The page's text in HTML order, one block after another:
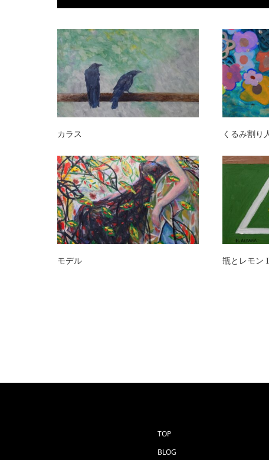
カラス くるみ割り
モデル 瓶とレモン I
TOP
BLOG